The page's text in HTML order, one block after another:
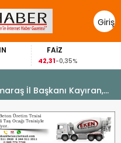
Giriş
Yap
FAİZ
42,31-0,35%
İl Başkanı Kayıran,